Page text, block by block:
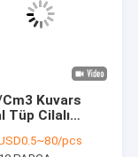
Kuvars
Tüp Cilalı
pcs